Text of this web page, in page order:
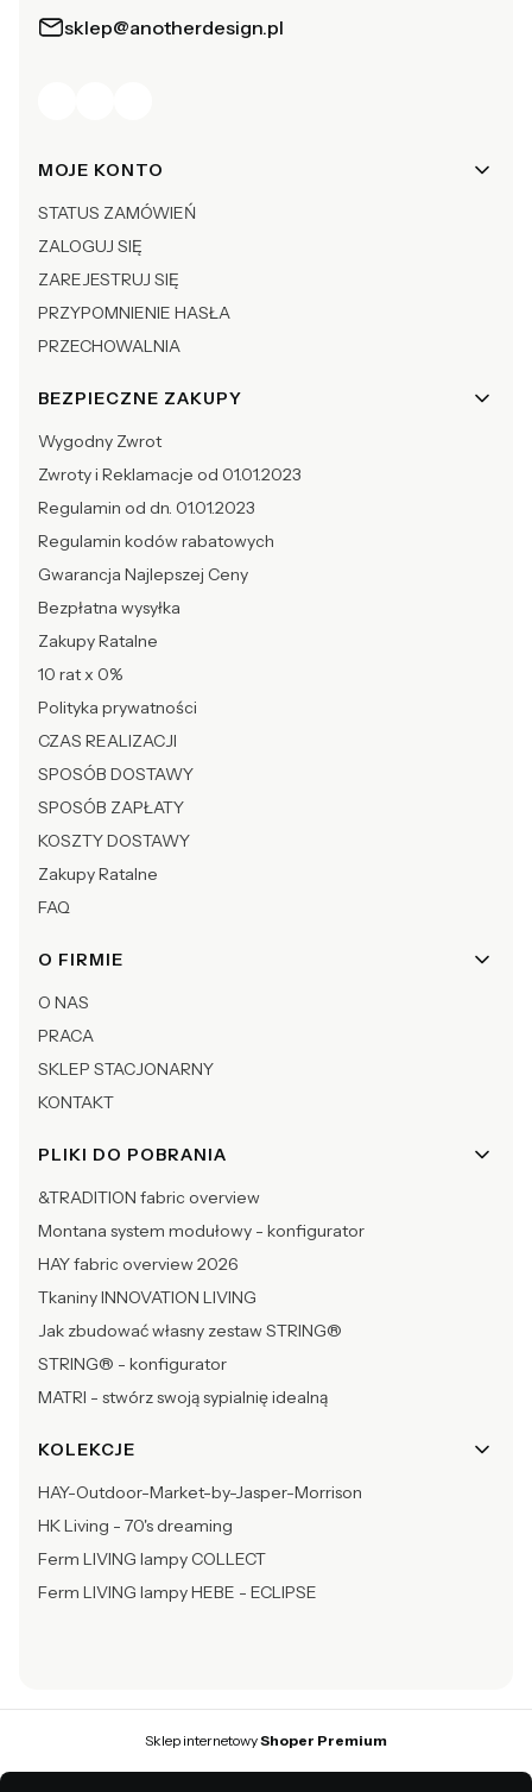
sklep@anotherdesign.pl
Linki w stopce
MOJE KONTO
STATUS ZAMÓWIEŃ
ZALOGUJ SIĘ
ZAREJESTRUJ SIĘ
PRZYPOMNIENIE HASŁA
PRZECHOWALNIA
BEZPIECZNE ZAKUPY
Wygodny Zwrot
Zwroty i Reklamacje od 01.01.2023
Regulamin od dn. 01.01.2023
Regulamin kodów rabatowych
Gwarancja Najlepszej Ceny
Bezpłatna wysyłka
Zakupy Ratalne
10 rat x 0%
Polityka prywatności
CZAS REALIZACJI
SPOSÓB DOSTAWY
SPOSÓB ZAPŁATY
KOSZTY DOSTAWY
Zakupy Ratalne
FAQ
O FIRMIE
O NAS
PRACA
SKLEP STACJONARNY
KONTAKT
PLIKI DO POBRANIA
&TRADITION fabric overview
Montana system modułowy - konfigurator
HAY fabric overview 2026
Tkaniny INNOVATION LIVING
Jak zbudować własny zestaw STRING®
STRING® - konfigurator
MATRI - stwórz swoją sypialnię idealną
KOLEKCJE
HAY-Outdoor-Market-by-Jasper-Morrison
HK Living - 70's dreaming
Ferm LIVING lampy COLLECT
Ferm LIVING lampy HEBE - ECLIPSE
Sklep internetowyShoper Premium